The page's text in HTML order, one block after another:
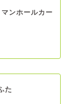
マンホールカー
た